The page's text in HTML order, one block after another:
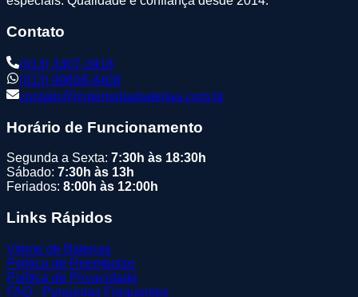
Contato
(013) 3307-3918
(013) 99608-8408
contato@imperiodasbaterias.com.br
Horário de Funcionamento
Segunda a Sexta: 7:30h às 18:30h
Sábado: 7:30h às 13h
Feriados: 8:00h às 12:00h
Links Rápidos
Vitrine de Baterias
Política de Reembolso
Política de Privacidade
FAQ - Perguntas Frequentes